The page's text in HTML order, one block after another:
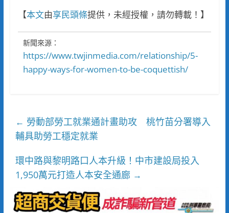
【本文由享民頭條提供，未經授權，請勿轉載！】
新聞來源：
https://www.twjinmedia.com/relationship/5-
happy-ways-for-women-to-be-coquettish/
← 勞動部勞工就業通計畫助攻 桃竹苗分署導入
輔具助勞工穩定就業
環中路與黎明路口人本升級！中市建設局投入
1,950萬元打造人本安全通廊 →